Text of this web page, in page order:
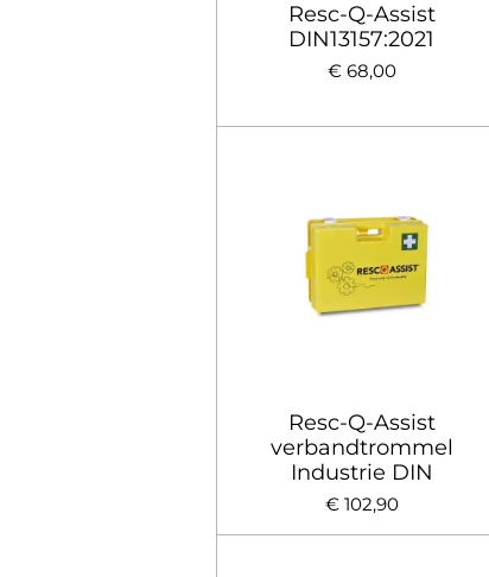
Resc-Q-Assist
DIN13157:2021
€ 68,00
Resc-Q-Assist
verbandtrommel
Industrie DIN
€ 102,90